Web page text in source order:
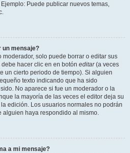
Puede publicar nuevos temas,
un mensaje?
moderador, solo puede borrar o editar sus
hacer clic en en botón editar(a veces
un cierto periodo de tiempo). Si alguien
texto indicando que ha sido
No aparece si fue un moderador o la
la mayoría de las veces el editor deja su
edición. Los usuarios normales no podrán
alguien haya respondido al mismo.
a mi mensaje?